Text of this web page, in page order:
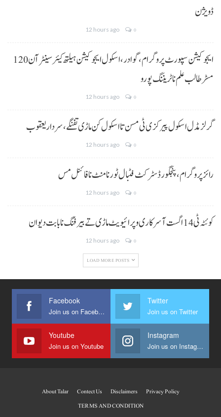
ڈویژن
12 hours ago 0
ایجوکیشن سپورٹ پروگرام،گوادر، اسکول ایجوکیشن ہیلتھ کیئر سینٹر آن 120
مسڑ طالب علم نا ٹریننگ پورو
12 hours ago 0
گرلز مڈل اسکول پیرکزی ٹی مسن تا اسکول کن ماڑی تفنگے، سردار یعقوب
12 hours ago 0
رائز پروگرام، پنجگور ڈسٹرکٹ فٹبال ٹورنامنٹ نا فائنل مس
12 hours ago 0
کوئٹہ ٹی 14 اگست آ سرکاری و پرائیویٹ ماڑی تے بیرفنگ نا بابت دیوان
12 hours ago 0
LOAD MORE POSTS
Facebook
Join us on Facebook
Twitter
Join us on Twitter
Youtube
Join us on Youtube
Instagram
Join us on Instagram
About Talar Contect Us Disclaimers
Privacy Policy
TERMS AND CONDITION